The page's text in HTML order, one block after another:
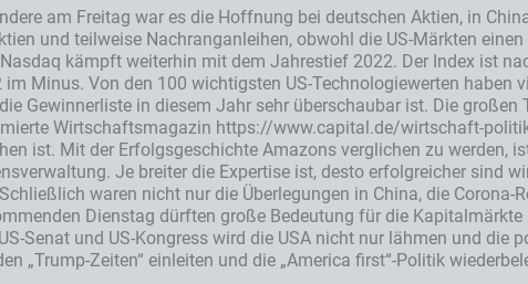
am Freitag war es die Hoffnung bei deutschen Aktien, in
und teilweise Nachranganleihen, obwohl die US-Märkten
kämpft weiterhin mit dem Jahrestief 2022. Der Index ist
Minus. Von den 100 wichtigsten US-Technologiewerten haben
Gewinnerliste in diesem Jahr sehr überschaubar ist. Die großen
Wirtschaftsmagazin https://www.capital.de/wirtschaft-
ist. Mit der Erfolgsgeschichte Amazons verglichen zu werden,
Je breiter die Expertise ist, desto erfolgreicher sind
waren nicht nur die Überlegungen in China, die Corona-
Dienstag dürften große Bedeutung für die Kapitalmärkte
Senat und US-Kongress wird die USA nicht nur lähmen und die
„Trump-Zeiten“ einleiten und die „America first“-Politik